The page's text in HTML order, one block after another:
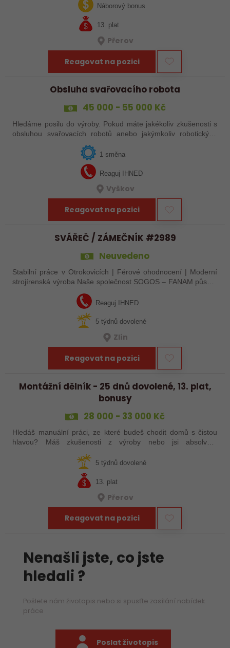
Nabízíme stabilní práci u…Náborový bonus
13. plat
Přerov
Reagovat na pozici
Obsluha svařovacího robota
45 000 - 55 000 Kč
Hledáme posilu do výroby. Pokud máte jakékoliv zkušenosti s
obsluhou svařovacích robotů anebo jakýmkoliv robotickým,
strojním anebo i ručním svařováním, tak se nám neváhejte
1 směna
Reaguj IHNED
Vyškov
Reagovat na pozici
SVÁŘEČ / ZÁMEČNÍK #2989
Neuvedeno
Stabilní práce v Otrokovicích | Férové ohodnocení | Moderní
strojírenská výroba Naše společnost SOGOS – FANAM působí
již od roku 1997 a specializuje se na opravy, rekonstrukce a
modernizace strojních…
Reaguj IHNED
5 týdnů dovolené
Zlín
Reagovat na pozici
Montážní dělník - 25 dnů dovolené, 13. plat,
bonusy
28 000 - 33 000 Kč
Hledáš manuální práci, ze které budeš chodit domů s čistou
hlavou? Máš zkušenosti z výroby nebo jsi absolvent
5 týdnů dovolené
13. plat
Přerov
Reagovat na pozici
Nenašli jste, co jste
hledali ?
Pošlete nám životopis nebo si spusťte zasílání nabídek
práce
Poslat životopis